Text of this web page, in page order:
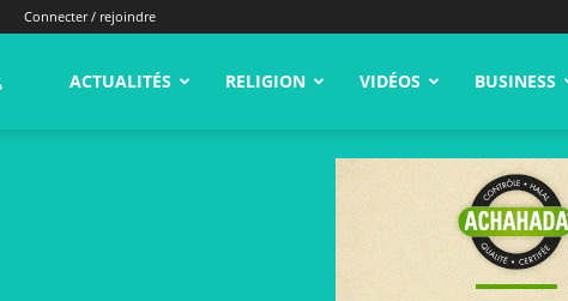
Connecter / rejoindre
alNas.fr ACTUALITÉS RELIGION VIDÉOS BUSINESS